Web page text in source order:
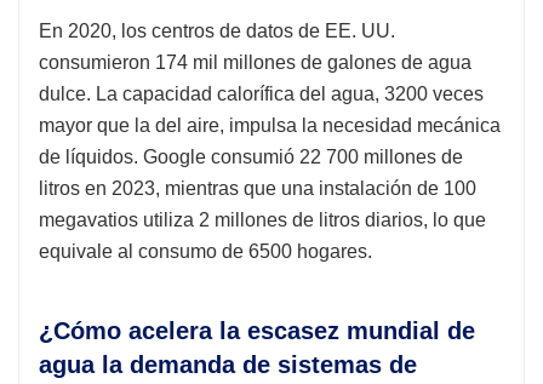
En 2020, los centros de datos de EE. UU.
consumieron 174 mil millones de galones de agua
dulce. La capacidad calorífica del agua, 3200 veces
mayor que la del aire, impulsa la necesidad mecánica
de líquidos. Google consumió 22 700 millones de
litros en 2023, mientras que una instalación de 100
megavatios utiliza 2 millones de litros diarios, lo que
equivale al consumo de 6500 hogares.
¿Cómo acelera la escasez mundial de
agua la demanda de sistemas de